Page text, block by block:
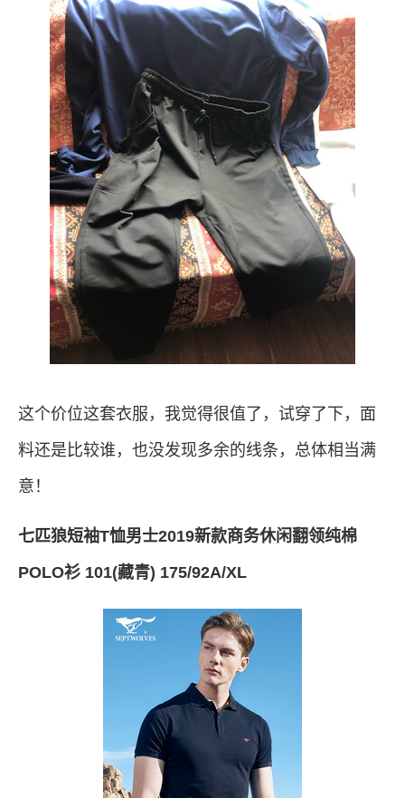
这个价位这套衣服，我觉得很值了，试穿了下，面
料还是比较谁，也没发现多余的线条，总体相当满
意！
七匹狼短袖T恤男士2019新款商务休闲翻领纯棉
POLO衫 101(藏青) 175/92A/XL